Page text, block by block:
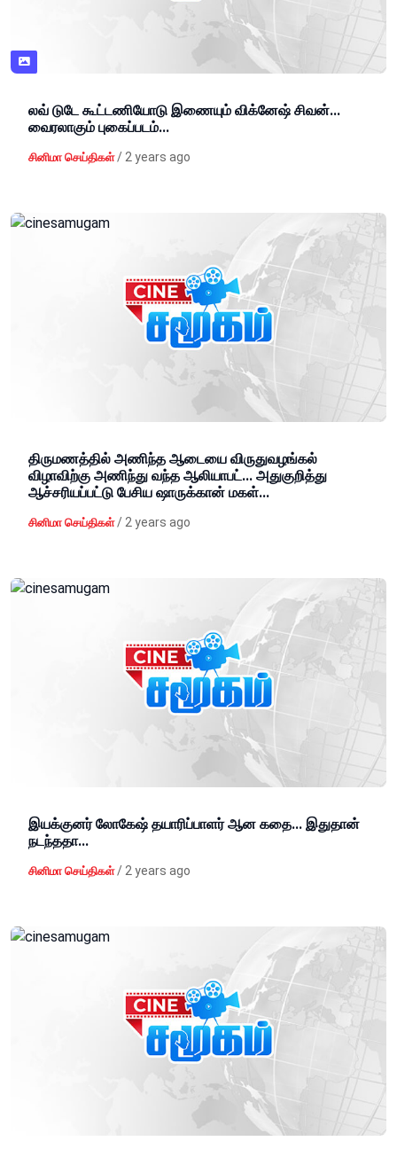
லவ் டுடே கூட்டணியோடு இணையும் விக்னேஷ் சிவன்...
வைரலாகும் புகைப்படம்...
சினிமா செய்திகள் / 2 years ago
திருமணத்தில் அணிந்த ஆடையை விருதுவழங்கல்
விழாவிற்கு அணிந்து வந்த ஆலியாபட்... அதுகுறித்து
ஆச்சரியப்பட்டு பேசிய ஷாருக்கான் மகள்...
சினிமா செய்திகள் / 2 years ago
இயக்குனர் லோகேஷ் தயாரிப்பாளர் ஆன கதை... இதுதான்
நடந்ததா...
சினிமா செய்திகள் / 2 years ago